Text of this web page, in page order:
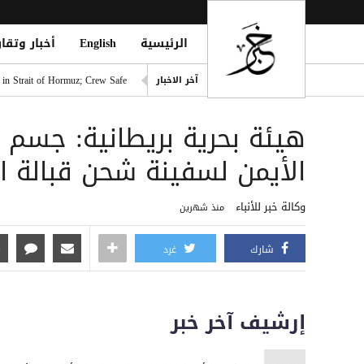
الرئيسية English أخبار
آخر الاخبار
Strait of Hormuz; Crew Safe
خطة حوثية تحت يافطة الدمج
الأطراف الإقليمية الأربعة
طرابزون سبور التركي يعلن
هيئة بحرية بريطانية:
الأيمن لسفينة شحن قبالة
وكالة خبر للأنباء منذ شهرين
شارك غرد
إرشيف آخر خبر